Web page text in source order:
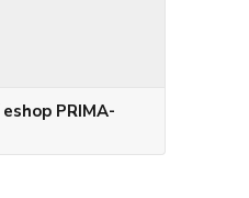
PRIMA-